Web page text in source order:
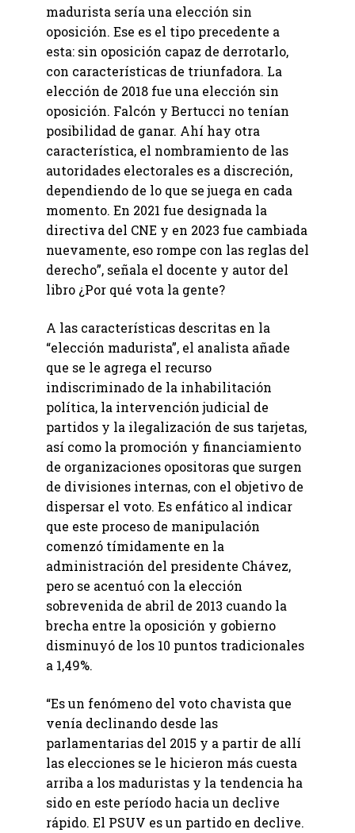
madurista sería una elección sin
oposición. Ese es el tipo precedente a
esta: sin oposición capaz de derrotarlo,
con características de triunfadora. La
elección de 2018 fue una elección sin
oposición. Falcón y Bertucci no tenían
posibilidad de ganar. Ahí hay otra
característica, el nombramiento de las
autoridades electorales es a discreción,
dependiendo de lo que se juega en cada
momento. En 2021 fue designada la
directiva del CNE y en 2023 fue cambiada
nuevamente, eso rompe con las reglas del
derecho”, señala el docente y autor del
libro ¿Por qué vota la gente?
A las características descritas en la
“elección madurista”, el analista añade
que se le agrega el recurso
indiscriminado de la inhabilitación
política, la intervención judicial de
partidos y la ilegalización de sus tarjetas,
así como la promoción y financiamiento
de organizaciones opositoras que surgen
de divisiones internas, con el objetivo de
dispersar el voto. Es enfático al indicar
que este proceso de manipulación
comenzó tímidamente en la
administración del presidente Chávez,
pero se acentuó con la elección
sobrevenida de abril de 2013 cuando la
brecha entre la oposición y gobierno
disminuyó de los 10 puntos tradicionales
a 1,49%.
“Es un fenómeno del voto chavista que
venía declinando desde las
parlamentarias del 2015 y a partir de allí
las elecciones se le hicieron más cuesta
arriba a los maduristas y la tendencia ha
sido en este período hacia un declive
rápido. El PSUV es un partido en declive.